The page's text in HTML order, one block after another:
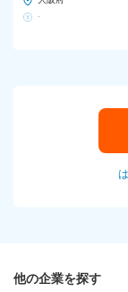
-
他の企業を探す